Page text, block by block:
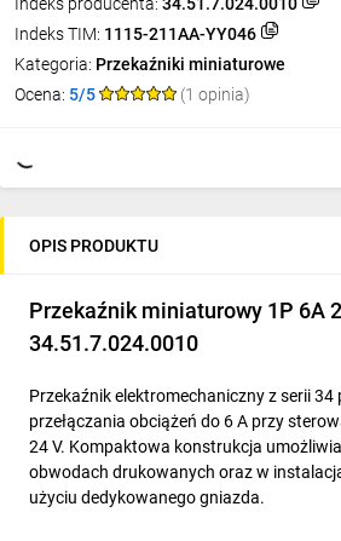
Indeks TIM: 1115-211AA-YY046
Kategoria: Przekaźniki miniaturowe
Ocena: 5/5 (1 opinia)
OPIS PRODUKTU
Przekaźnik miniaturowy 1P 6A
34.51.7.024.0010
Przekaźnik elektromechaniczny z serii 34
przełączania obciążeń do 6 A przy
24 V. Kompaktowa konstrukcja
obwodach drukowanych oraz w
użyciu dedykowanego gniazda.